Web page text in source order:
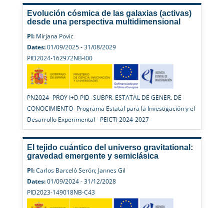
Evolución cósmica de las galaxias (activas)
desde una perspectiva multidimensional
PI:Mirjana Povic
Dates:01/09/2025 - 31/08/2029
PID2024-162972NB-I00
PN2024 -PROY I+D PID- SUBPR. ESTATAL DE GENER. DE
CONOCIMIENTO- Programa Estatal para la Investigación y el
Desarrollo Experimental - PEICTI 2024-2027
El tejido cuántico del universo gravitational:
gravedad emergente y semiclásica
PI:Carlos Barceló Serón; Jannes Gil
Dates:01/09/2024 - 31/12/2028
PID2023-149018NB-C43